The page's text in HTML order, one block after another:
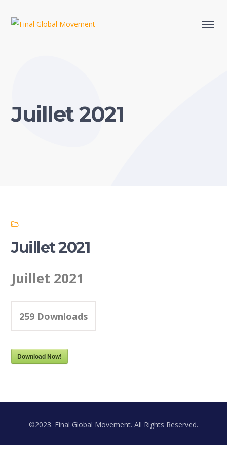
Juillet 2021
Juillet 2021
Juillet 2021
259 Downloads
Download Now!
©2023. Final Global Movement. All Rights Reserved.